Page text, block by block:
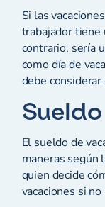
Si las
trabajador tiene
contrario, sería
como día de
debe considerar
El sueldo de
maneras según
quien decide
vacaciones si